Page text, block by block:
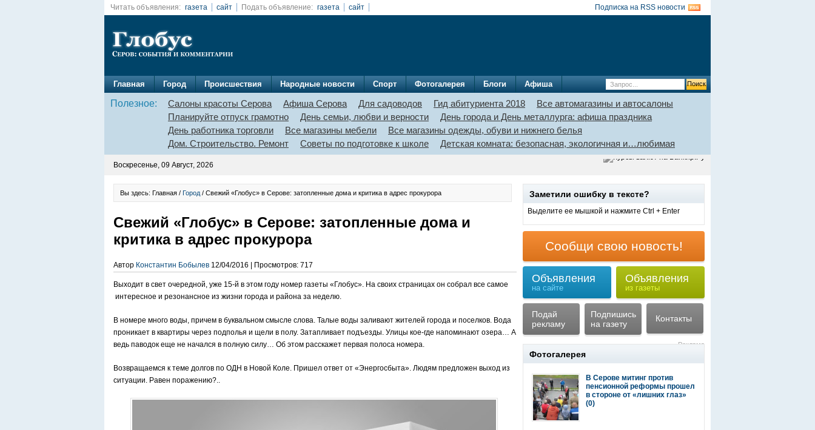
Читать объявления: газета сайт Подать объявление: газета сайт Подписка на RSS новости
Главная Город Происшествия Народные новости Спорт Фотогалерея Блоги Афиша
Полезное: Салоны красоты Серова Афиша Серова Для садоводов Гид абитуриента 2018
Все автомагазины и автосалоны
Планируйте отпуск грамотно
День семьи, любви и верности
День города и День металлурга: афиша праздника
День работника торговли
Все магазины мебели
Все магазины одежды, обуви и нижнего белья
Дом. Строительство. Ремонт
Советы по подготовке к школе Детская комната: безопасная, экологичная и…любимая
Воскресенье, 09 Август, 2026
Вы здесь: Главная / Город / Свежий «Глобус» в Серове: затопленные дома и критика в адрес прокурора
Свежий «Глобус» в Серове: затопленные дома и
критика в адрес прокурора
Автор Константин Бобылев 12/04/2016 | Просмотров: 717
Выходит в свет очередной, уже 15-й в этом году номер газеты «Глобус». На своих страницах он собрал все самое
интересное и резонансное из жизни города и района за неделю.
В номере много воды, причем в буквальном смысле слова. Талые воды заливают жителей города и поселков. Вода
проникает в квартиры через подполья и щели в полу. Затапливает подъезды. Улицы кое-где напоминают озера… А
ведь паводок еще не начался в полную силу… Об этом расскажет первая полоса номера.
Возвращаемся к теме долгов по ОДН в Новой Коле. Пришел ответ от «Энергосбыта». Людям предложен выход из
ситуации. Равен поражению?..
Заметили ошибку в тексте?
Выделите ее мышкой и нажмите Ctrl + Enter
Сообщи свою новость!
Объявления
на сайте
Объявления
из газеты
Подай
рекламу
Подпишись
на газету
Контакты
Реклама
Фотогалерея
В Серове митинг против
пенсионной реформы прошел
в стороне от «лишних глаз»
(0)